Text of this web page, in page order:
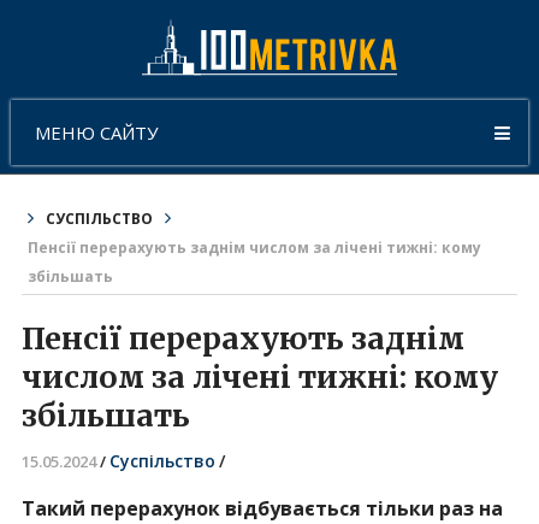
МЕНЮ САЙТУ
СУСПІЛЬСТВО
Пенсії перерахують заднім числом за лічені тижні: кому
збільшать
Пенсії перерахують заднім
числом за лічені тижні: кому
збільшать
15.05.2024/ Суспільство /
Такий перерахунок відбувається тільки раз на